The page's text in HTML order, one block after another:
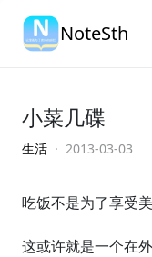
NoteSth
小菜几碟
生活 · 2013-03-03
吃饭不是为了享受
这或许就是一个在